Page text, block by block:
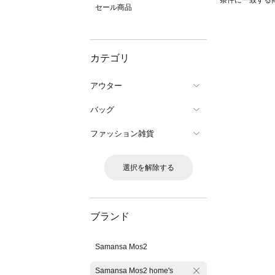
セール商品
カテゴリ
アウター
バッグ
ファッション雑貨
選択を解除する
ブランド
Samansa Mos2
Samansa Mos2 home's